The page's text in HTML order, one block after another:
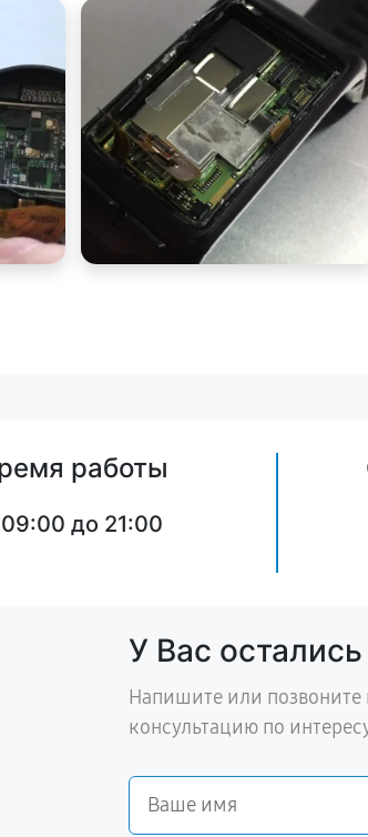
работы
до 21:00
У Вас
Напишите или позвоните
консультацию по